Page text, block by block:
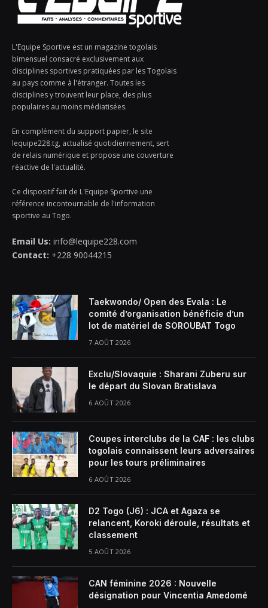
L'Equipe Sportive est un magazine togolais
bimensuel consacré exclusivement aux
disciplines sportives pratiquées par les Togolais
au pays comme à l'étranger. Toutes les
disciplines y trouvent leur place, des plus
populaires au moins médiatisées.
En complément du support papier, le site
lequipe228.tg, actualisé quotidiennement, sert
de relais numérique et propose une couverture
réactive de l'actualité.
Ce dispositif fait de L'Equipe Sportive une
référence incontournable de l'information
sportive au Togo.
Email Us: info@lequipe228.com
Contact: +228 90044215
Taekwondo/ Open des Evala : Le
comité d’organisation bénéficie d’un
lot de matériel de SOROUBAT Togo
7 AOÛT 2026
Exclu/Slovaquie : Sharani Zuberu sur
le départ du Slovan Bratislava
6 AOÛT 2026
Coupes interclubs de la CAF : les clubs
togolais connaissent leurs adversaires
pour les tours préliminaires
6 AOÛT 2026
D2 Togo (J6) : JCA et Agaza se
relancent, Koroki déroule, résultats et
classement
5 AOÛT 2026
CAN féminine 2026 : Nouvelle
désignation pour Vincentia Amedomé